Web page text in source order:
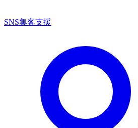
SNS集客支援